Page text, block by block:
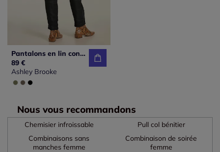
Pantalons en lin confortables avec poches fendues raffinées
89 €
Ashley Brooke
Nous vous recommandons
Chemisier infroissable
Combinaisons sans
manches femme
Pull col bénitier
Combinaison de soirée
femme